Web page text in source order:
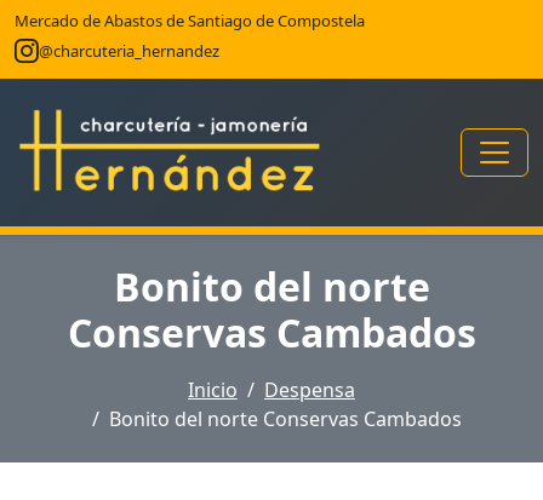
Mercado de Abastos de Santiago de Compostela
@charcuteria_hernandez
Bonito del norte
Conservas Cambados
Inicio
Despensa
Bonito del norte Conservas Cambados